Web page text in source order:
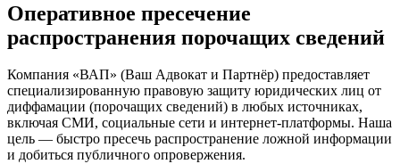
Оперативное пресечение
распространения порочащих сведений
Компания «ВАП» (Ваш Адвокат и Партнёр) предоставляет
специализированную правовую защиту юридических лиц от
диффамации (порочащих сведений) в любых источниках,
включая СМИ, социальные сети и интернет-платформы. Наша
цель — быстро пресечь распространение ложной информации
и добиться публичного опровержения.